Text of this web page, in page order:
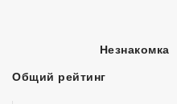
Незнакомка
Общий рейтинг